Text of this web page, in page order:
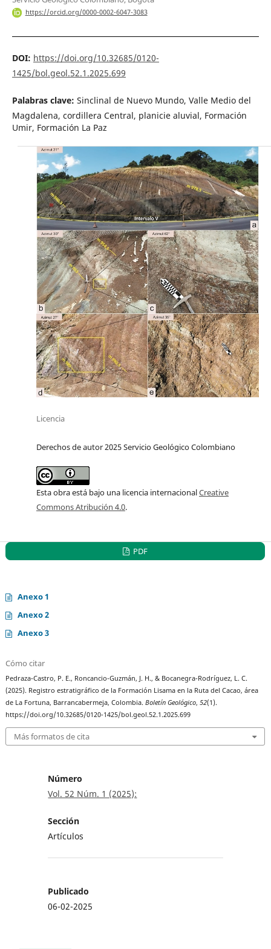
https://orcid.org/0000-0002-6047-3083
DOI: https://doi.org/10.32685/0120-
1425/bol.geol.52.1.2025.699
Palabras clave: Sinclinal de Nuevo Mundo, Valle Medio del
Magdalena, cordillera Central, planicie aluvial, Formación
Umir, Formación La Paz
Licencia
Derechos de autor 2025 Servicio Geológico Colombiano
Esta obra está bajo una licencia internacionalCreative
Commons Atribución 4.0.
PDF
Anexo 1
Anexo 2
Anexo 3
Cómo citar
Pedraza-Castro, P. E., Roncancio-Guzmán, J. H., & Bocanegra-Rodríguez, L. C.
(2025). Registro estratigráfico de la Formación Lisama en la Ruta del Cacao, área
de La Fortuna, Barrancabermeja, Colombia.Boletín Geológico,52(1).
https://doi.org/10.32685/0120-1425/bol.geol.52.1.2025.699
Más formatos de cita
Número
Vol. 52 Núm. 1 (2025):
Sección
Artículos
Publicado
06-02-2025